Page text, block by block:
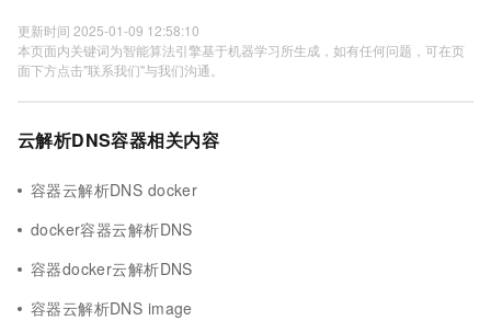
更新时间 2025-01-09 12:58:10
本页面内关键词为智能算法引擎基于机器学习所生成，如有任何问题，可在页
面下方点击"联系我们"与我们沟通。
云解析DNS容器相关内容
容器云解析DNS docker
docker容器云解析DNS
容器docker云解析DNS
容器云解析DNS image